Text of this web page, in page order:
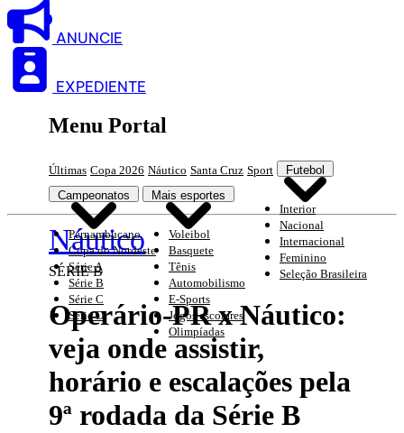
ANUNCIE
EXPEDIENTE
Menu Portal
Últimas Copa 2026 Náutico Santa Cruz Sport Futebol
Interior
Nacional
Internacional
Feminino
Seleção Brasileira
Campeonatos
Pernambucano
Copa do Nordeste
Série A
Série B
Série C
Série D
Mais esportes
Voleibol
Basquete
Tênis
Automobilismo
E-Sports
Jogos escolares
Olimpíadas
Náutico
SÉRIE B
Operário-PR x Náutico:
veja onde assistir,
horário e escalações pela
9ª rodada da Série B